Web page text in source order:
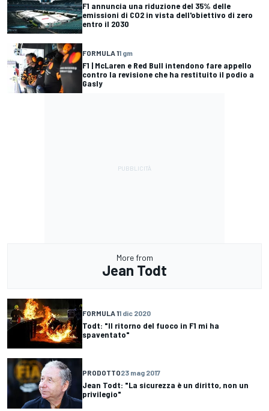
F1 annuncia una riduzione del 35% delle
emissioni di CO2 in vista dell'obiettivo di zero
entro il 2030
FORMULA 11 gm
F1 | McLaren e Red Bull intendono fare appello
contro la revisione che ha restituito il podio a
Gasly
More from
Jean Todt
FORMULA 11 dic 2020
Todt: "Il ritorno del fuoco in F1 mi ha
spaventato"
PRODOTTO23 mag 2017
Jean Todt: "La sicurezza è un diritto, non un
privilegio"